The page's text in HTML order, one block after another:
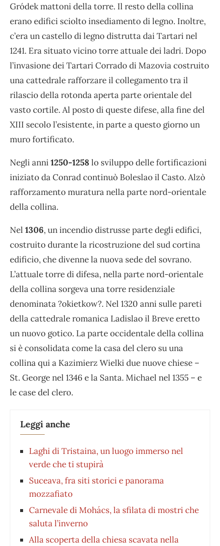
Gródek mattoni della torre. Il resto della collina
erano edifici sciolto insediamento di legno. Inoltre,
c’era un castello di legno distrutta dai Tartari nel
1241. Era situato vicino torre attuale dei ladri. Dopo
l’invasione dei Tartari Corrado di Mazovia costruito
una cattedrale rafforzare il collegamento tra il
rilascio della rotonda aperta parte orientale del
vasto cortile. Al posto di queste difese, alla fine del
XIII secolo l’esistente, in parte a questo giorno un
muro fortificato.
Negli anni1250-1258 lo sviluppo delle fortificazioni
iniziato da Conrad continuò Boleslao il Casto. Alzò
rafforzamento muratura nella parte nord-orientale
della collina.
Nel 1306, un incendio distrusse parte degli edifici,
costruito durante la ricostruzione del sud cortina
edificio, che divenne la nuova sede del sovrano.
L’attuale torre di difesa, nella parte nord-orientale
della collina sorgeva una torre residenziale
denominata ?okietkow?. Nel 1320 anni sulle pareti
della cattedrale romanica Ladislao il Breve eretto
un nuovo gotico. La parte occidentale della collina
si è consolidata come la casa del clero su una
collina qui a Kazimierz Wielki due nuove chiese –
St. George nel 1346 e la Santa. Michael nel 1355 – e
le case del clero.
Leggi anche
Laghi di Tristaina, un luogo immerso nel
verde che ti stupirà
Suceava, fra siti storici e panorama
mozzafiato
Carnevale di Mohács, la sfilata di mostri che
saluta l’inverno
Alla scoperta della chiesa scavata nella